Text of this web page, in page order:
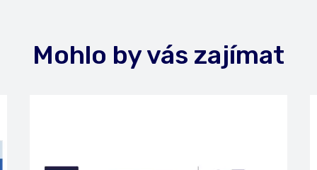
Mohlo by vás zajímat